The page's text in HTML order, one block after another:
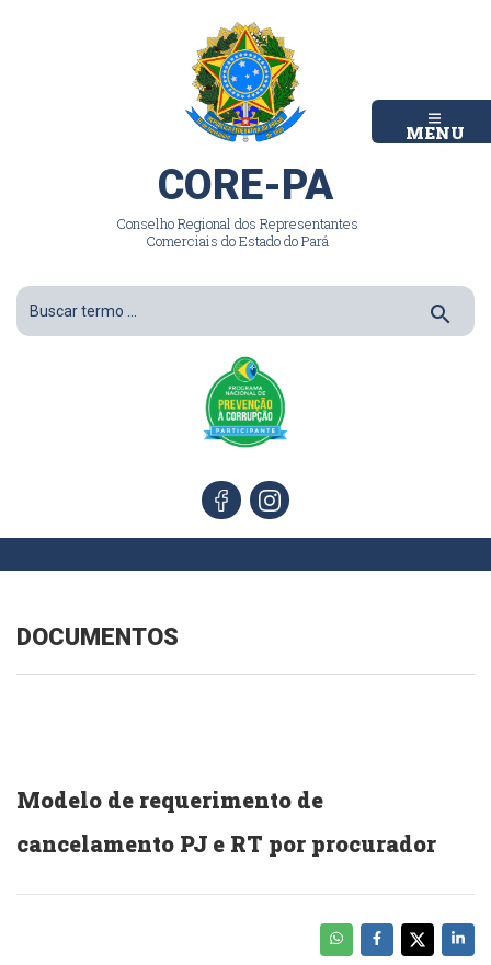
MENU
CORE-PA
Conselho Regional dos Representantes
Comerciais do Estado do Pará
search
DOCUMENTOS
Modelo de requerimento de
cancelamento PJ e RT por procurador